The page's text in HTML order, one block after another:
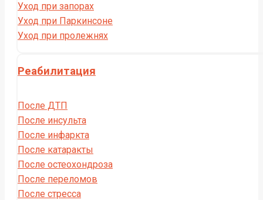
Уход при запорах
Уход при Паркинсоне
Уход при пролежнях
Реабилитация
После ДТП
После инсульта
После инфаркта
После катаракты
После остеохондроза
После переломов
После стресса